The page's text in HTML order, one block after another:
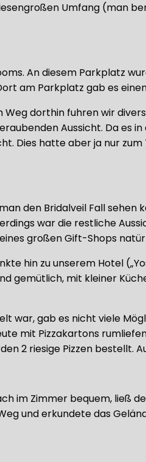
Umfang (man
An diesem Parkplatz
am Parkplatz gab es
Weg dorthin fuhren wir
Aussicht. Da es
Dies hatte aber ja nur
den Bridalveil Fall
war die restliche
großen Gift-Shops
hin zu unserem Hotel
gemütlich, mit kleiner
war, gab es nicht viele
mit Pizzakartons
2 riesige Pizzen bestellt.
im Zimmer bequem, ließ
und erkundete das